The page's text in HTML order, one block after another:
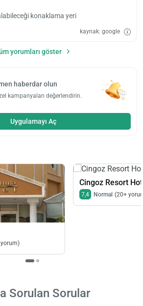
konaklama yeri
kaynak: google
yorumları göster
haberdar olun
kampanyaları değerlendirin.
Uygulamayı Aç
Cingoz Resort
7,4 Normal (20+
Sorulan Sorular